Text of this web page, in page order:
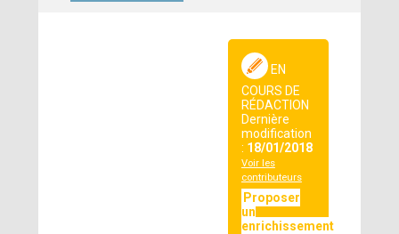
EN
COURS DE
RÉDACTION
Dernière
modification
: 18/01/2018
Voir les
contributeurs
Proposer
un
enrichissement